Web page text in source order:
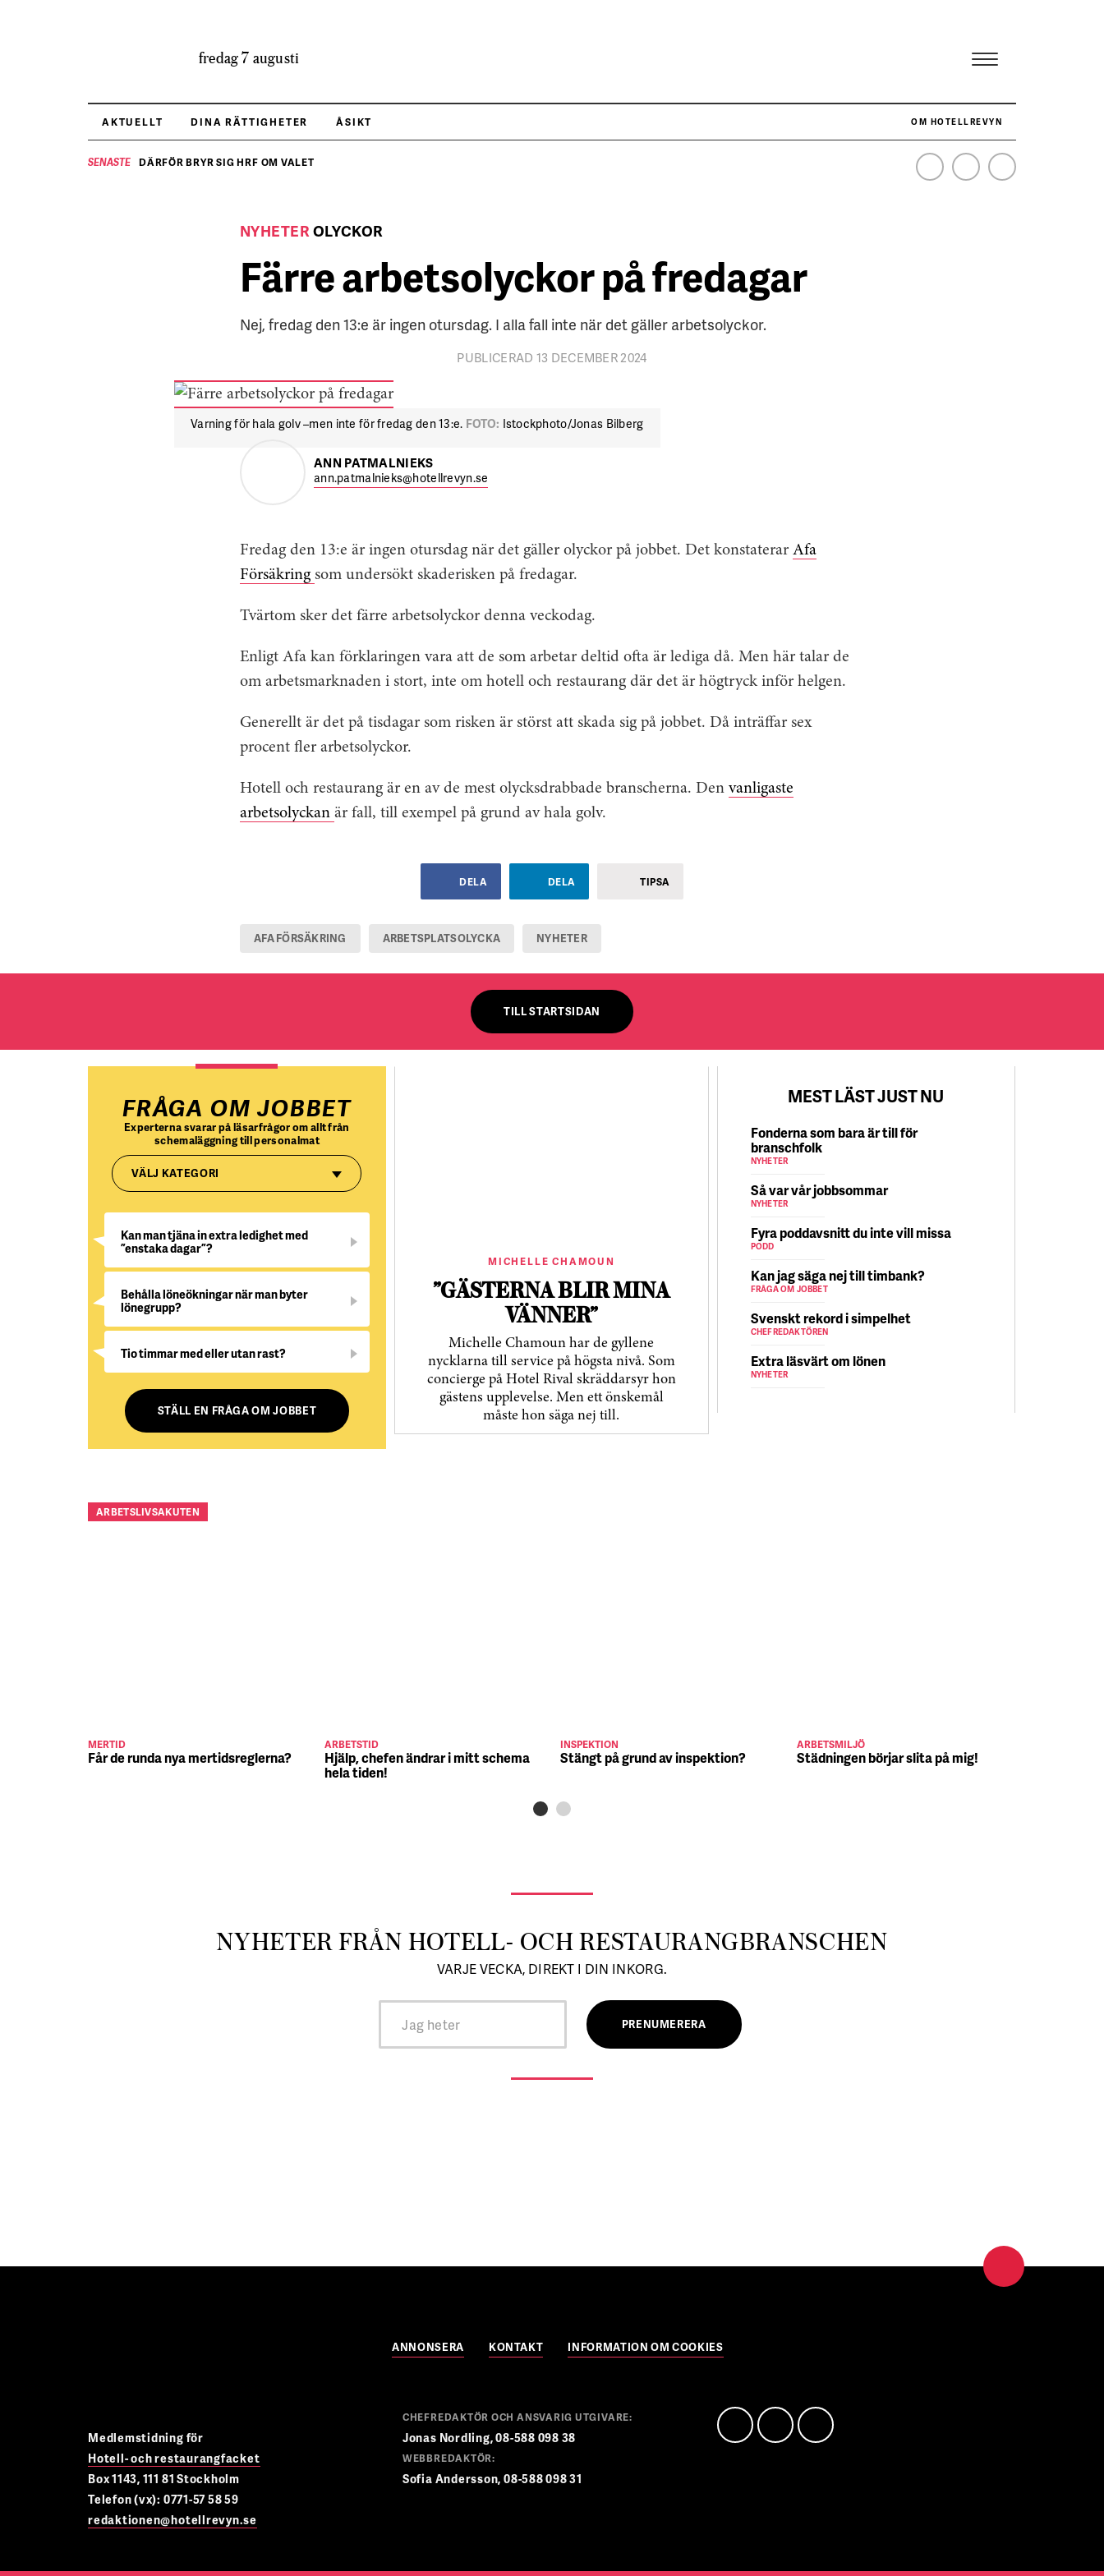
fredag 7 augusti
AKTUELLT DINA RÄTTIGHETER ÅSIKT OM HOTELLREVYN
SENASTE DÄRFÖR BRYR SIG HRF OM VALET NÄR HOTELLREVYN SLOG SVENSKT REKORD I SIMPELHET
NYHETEROLYCKOR
Färre arbetsolyckor på fredagar
Nej, fredag den 13:e är ingen otursdag. I alla fall inte när det gäller arbetsolyckor.
PUBLICERAD 13 DECEMBER 2024
Varning för hala golv –men inte för fredag den 13:e. FOTO: Istockphoto/Jonas Bilberg
ANN PATMALNIEKS
ann.patmalnieks@hotellrevyn.se
Fredag den 13:e är ingen otursdag när det gäller olyckor på jobbet. Det konstaterar Afa
Försäkring som undersökt skaderisken på fredagar.
Tvärtom sker det färre arbetsolyckor denna veckodag.
Enligt Afa kan förklaringen vara att de som arbetar deltid ofta är lediga då. Men här talar de
om arbetsmarknaden i stort, inte om hotell och restaurang där det är högtryck inför helgen.
Generellt är det på tisdagar som risken är störst att skada sig på jobbet. Då inträffar sex
procent fler arbetsolyckor.
Hotell och restaurang är en av de mest olycksdrabbade branscherna. Den vanligaste
arbetsolyckan är fall, till exempel på grund av hala golv.
DELA DELA TIPSA
AFA FÖRSÄKRING ARBETSPLATSOLYCKA NYHETER
TILL STARTSIDAN
FRÅGA OM JOBBET
Experterna svarar på läsarfrågor om allt från
schemaläggning till personalmat
VÄLJ KATEGORI
Kan man tjäna in extra ledighet med
”enstaka dagar”?
Behålla löneökningar när man byter
lönegrupp?
Tio timmar med eller utan rast?
STÄLL EN FRÅGA OM JOBBET
MICHELLE CHAMOUN
”GÄSTERNA BLIR MINA
VÄNNER”
Michelle Chamoun har de gyllene
nycklarna till service på högsta nivå. Som
concierge på Hotel Rival skräddarsyr hon
gästens upp­levelse. Men ett önskemål
måste hon säga nej till.
MEST LÄST JUST NU
Fonderna som bara är till för
branschfolk
NYHETER
Så var vår jobbsommar
NYHETER
Fyra poddavsnitt du inte vill missa
PODD
Kan jag säga nej till timbank?
FRÅGA OM JOBBET
Svenskt rekord i simpelhet
CHEFREDAKTÖREN
Extra läsvärt om lönen
NYHETER
ARBETSLIVSAKUTEN
MERTID
Får de runda nya mertidsreglerna?
ARBETSTID
Hjälp, chefen ändrar i mitt schema
hela tiden!
INSPEKTION
Stängt på grund av inspektion?
ARBETSMILJÖ
Städningen börjar slita på mig!
NYHETER FRÅN HOTELL- OCH RESTAURANGBRANSCHEN
VARJE VECKA, DIREKT I DIN INKORG.
ANNONSERA KONTAKT INFORMATION OM COOKIES
Medlemstidning för
Hotell- och restaurangfacket
Box 1143, 111 81 Stockholm
Telefon (vx): 0771-57 58 59
redaktionen@hotellrevyn.se
CHEFREDAKTÖR OCH ANSVARIG UTGIVARE:
Jonas Nordling, 08-588 098 38
WEBBREDAKTÖR:
Sofia Andersson, 08-588 098 31